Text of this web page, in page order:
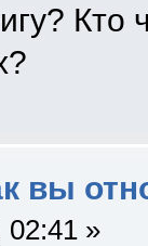
вы
02:41 »